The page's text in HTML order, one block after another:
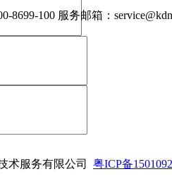
8699-100 服务邮箱：
术服务有限公司 粤ICP备